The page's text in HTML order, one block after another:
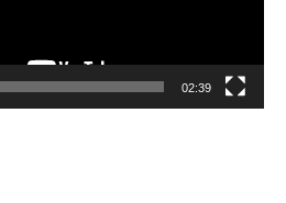
02:39